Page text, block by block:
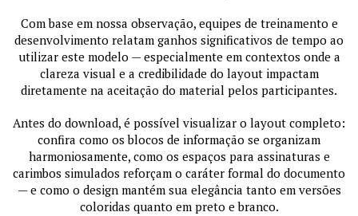
Com base em nossa observação, equipes de treinamento e
desenvolvimento relatam ganhos significativos de tempo ao
utilizar este modelo — especialmente em contextos onde a
clareza visual e a credibilidade do layout impactam
diretamente na aceitação do material pelos participantes.
Antes do download, é possível visualizar o layout completo:
confira como os blocos de informação se organizam
harmoniosamente, como os espaços para assinaturas e
carimbos simulados reforçam o caráter formal do documento
— e como o design mantém sua elegância tanto em versões
coloridas quanto em preto e branco.